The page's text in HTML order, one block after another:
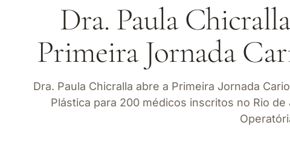
Dra. Paula
Primeira Jornada
Dra. Paula Chicralla abre a Primeira Jornada
Plástica para 200 médicos inscritos no Rio